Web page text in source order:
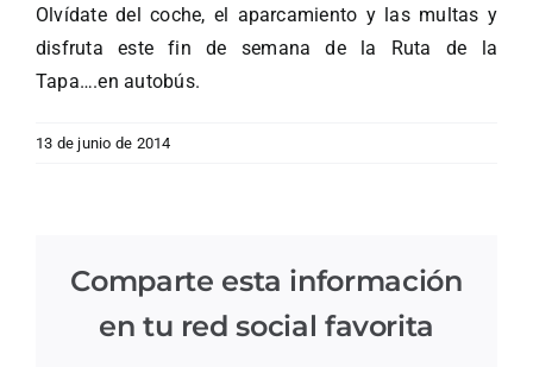
Olvídate del coche, el aparcamiento y las multas y
disfruta este fin de semana de la Ruta de la
Tapa….en autobús.
13 de junio de 2014
Comparte esta información
en tu red social favorita